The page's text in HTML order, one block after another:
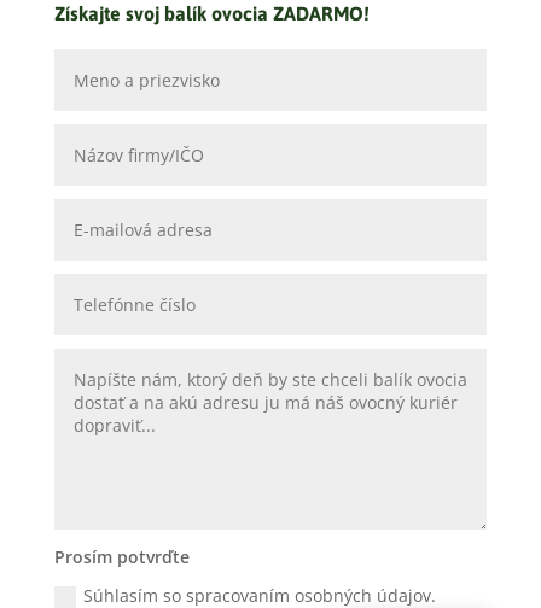
Získajte svoj balík ovocia ZADARMO!
Prosím potvrďte
Súhlasím so spracovaním osobných údajov.